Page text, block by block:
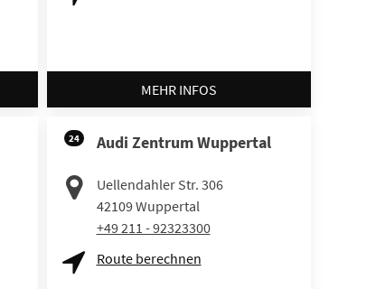
MEHR INFOS
24 Audi Zentrum Wuppertal
Uellendahler Str. 306
42109Wuppertal
+49 211 - 92323300
Route berechnen